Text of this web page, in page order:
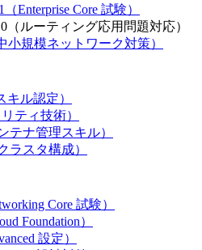
Enterprise Core 試験）
（ルーティング応用問題対応）
小規模ネットワーク対策）
キル認定）
ティ技術）
テナ管理スキル）
ラスタ構成）
Core 試験）
Foundation）
設定）